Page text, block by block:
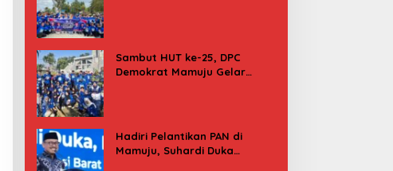
Sambut HUT ke-25, DPC
Demokrat Mamuju Gelar
Hadiri Pelantikan PAN di
Mamuju, Suhardi Duka